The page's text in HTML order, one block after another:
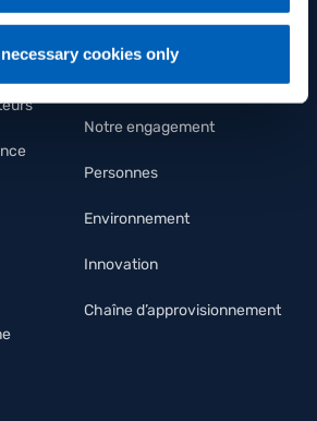
cookies only
Nous rejoindre
Notre engagement
Personnes
Environnement
Innovation
Chaîne d’approvisionnement